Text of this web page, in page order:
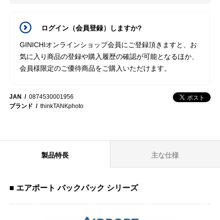
ログイン（会員登録）しますか?
GINICHIオンラインショップ会員にご登録頂きますと、お
気に入り商品の登録や購入履歴の確認が可能となるほか、
会員様限定のご優待商品をご購入いただけます。
JAN
0874530001956
ブランド
thinkTANKphoto
製品特長 主な仕様
■ エアポート バックパック シリーズ